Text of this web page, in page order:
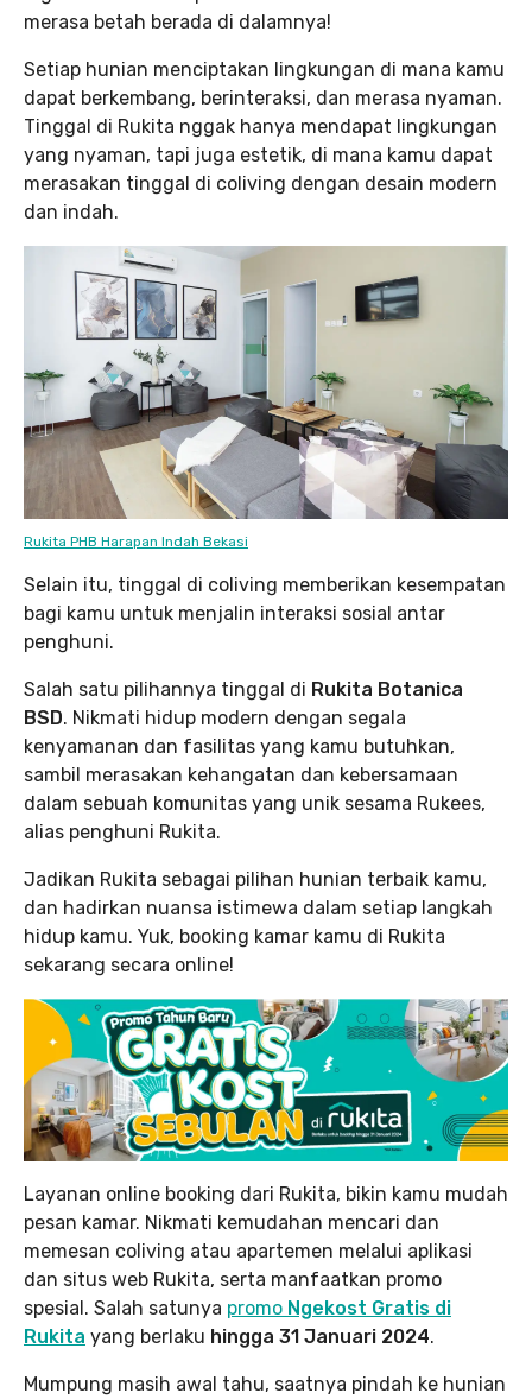
merasa betah berada di dalamnya!
Setiap hunian menciptakan lingkungan di mana kamu
dapat berkembang, berinteraksi, dan merasa nyaman.
Tinggal di Rukita nggak hanya mendapat lingkungan
yang nyaman, tapi juga estetik, di mana kamu dapat
merasakan tinggal di coliving dengan desain modern
dan indah.
Rukita PHB Harapan Indah Bekasi
Selain itu, tinggal di coliving memberikan kesempatan
bagi kamu untuk menjalin interaksi sosial antar
penghuni.
Salah satu pilihannya tinggal di Rukita Botanica
BSD. Nikmati hidup modern dengan segala
kenyamanan dan fasilitas yang kamu butuhkan,
sambil merasakan kehangatan dan kebersamaan
dalam sebuah komunitas yang unik sesama Rukees,
alias penghuni Rukita.
Jadikan Rukita sebagai pilihan hunian terbaik kamu,
dan hadirkan nuansa istimewa dalam setiap langkah
hidup kamu. Yuk, booking kamar kamu di Rukita
sekarang secara online!
Layanan online booking dari Rukita, bikin kamu mudah
pesan kamar. Nikmati kemudahan mencari dan
memesan coliving atau apartemen melalui aplikasi
dan situs web Rukita, serta manfaatkan promo
spesial. Salah satunya promo Ngekost Gratis di
Rukita yang berlaku hingga 31 Januari 2024.
Mumpung masih awal tahu, saatnya pindah ke hunian